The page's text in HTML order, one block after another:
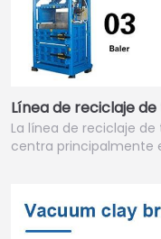
Línea de reciclaje
La línea de reciclaje
centra principalmente